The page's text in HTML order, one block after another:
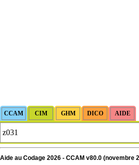
Aide au Codage 2026 - CCAM v80.0 (novembre